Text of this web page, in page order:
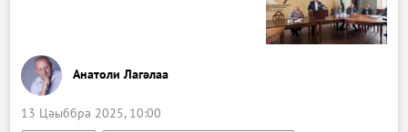
Анатоли Лагәлаа
13 Цәыббра 2025, 10:00